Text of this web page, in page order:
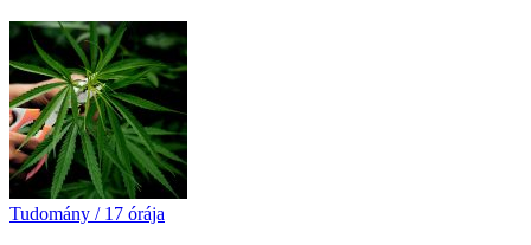
Tudomány / 17 órája